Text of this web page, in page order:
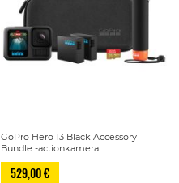
GoPro Hero 13 Black Accessory
Bundle -actionkamera
529,00 €